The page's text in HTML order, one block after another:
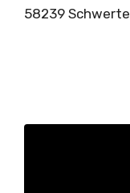
58239 Schwerte